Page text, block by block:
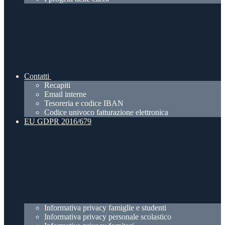
Contatti
Recapiti
Email interne
Tesoreria e codice IBAN
Codice univoco fatturazione elettronica
EU GDPR 2016/679
Informativa privacy famiglie e studenti
Informativa privacy personale scolastico